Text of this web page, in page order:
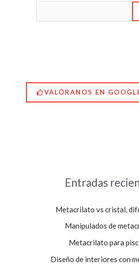
VALÓRANOS EN
Entradas
Metacrilato vs cristal,
Manipulados de
Metacrilato para
Diseño de interiores con